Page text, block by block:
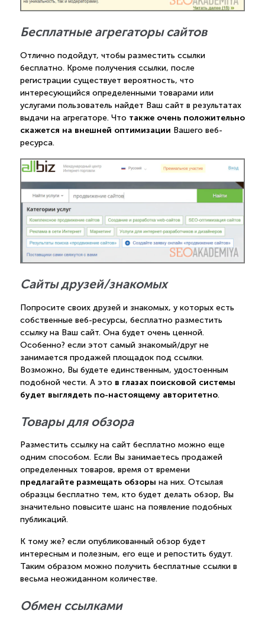
Бесплатные агрегаторы сайтов
Отлично подойдут, чтобы разместить ссылки
бесплатно. Кроме получения ссылки, после
регистрации существует вероятность, что
интересующийся определенными товарами или
услугами пользователь найдет Ваш сайт в результатах
выдачи на агрегаторе. Что также очень положительно
скажется на внешней оптимизации Вашего веб-
ресурса.
Сайты друзей/знакомых
Попросите своих друзей и знакомых, у которых есть
собственные веб-ресурсы, бесплатно разместить
ссылку на Ваш сайт. Она будет очень ценной.
Особенно? если этот самый знакомый/друг не
занимается продажей площадок под ссылки.
Возможно, Вы будете единственным, удостоенным
подобной чести. А это в глазах поисковой системы
будет выглядеть по-настоящему авторитетно.
Товары для обзора
Разместить ссылку на сайт бесплатно можно еще
одним способом. Если Вы занимаетесь продажей
определенных товаров, время от времени
предлагайте размещать обзоры на них. Отсылая
образцы бесплатно тем, кто будет делать обзор, Вы
значительно повысите шанс на появление подобных
публикаций.
К тому же? если опубликованный обзор будет
интересным и полезным, его еще и репостить будут.
Таким образом можно получить бесплатные ссылки в
весьма неожиданном количестве.
Обмен ссылками